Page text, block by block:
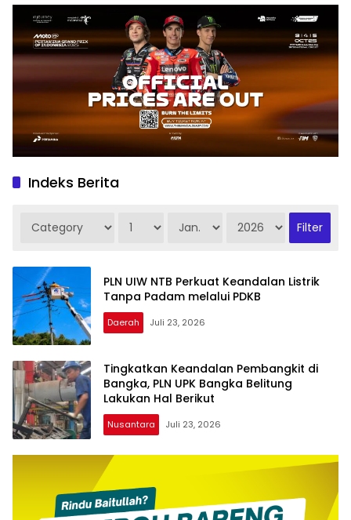
Indeks Berita
PLN UIW NTB Perkuat Keandalan Listrik
Tanpa Padam melalui PDKB
Daerah Juli 23, 2026
Tingkatkan Keandalan Pembangkit di
Bangka, PLN UPK Bangka Belitung
Lakukan Hal Berikut
Nusantara Juli 23, 2026